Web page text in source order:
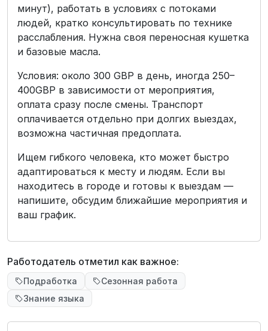
минут), работать в условиях с потоками
людей, кратко консультировать по технике
расслабления. Нужна своя переносная кушетка
и базовые масла.
Условия: около 300 GBP в день, иногда 250–
400GBP в зависимости от мероприятия,
оплата сразу после смены. Транспорт
оплачивается отдельно при долгих выездах,
возможна частичная предоплата.
Ищем гибкого человека, кто может быстро
адаптироваться к месту и людям. Если вы
находитесь в городе и готовы к выездам —
напишите, обсудим ближайшие мероприятия и
ваш график.
Работодатель отметил как важное:
Подработка
Сезонная работа
Знание языка